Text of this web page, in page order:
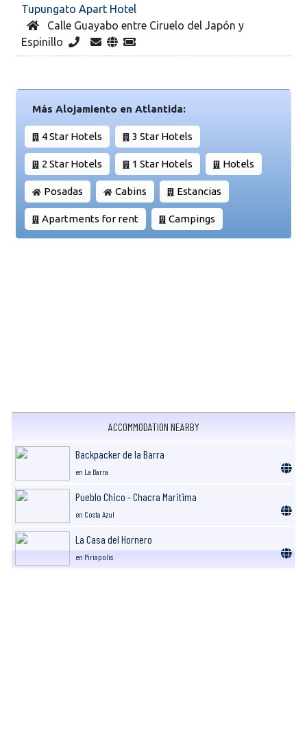
Tupungato Apart Hotel
Calle Guayabo entre Ciruelo del Japón y
Espinillo
Más Alojamiento en Atlantida:
4 Star Hotels 3 Star Hotels
2 Star Hotels 1 Star Hotels Hotels
Posadas Cabins Estancias
Apartments for rent Campings
ACCOMMODATION NEARBY
Backpacker de la Barra
en La Barra
Pueblo Chico - Chacra Maritima
en Costa Azul
La Casa del Hornero
en Piriapolis